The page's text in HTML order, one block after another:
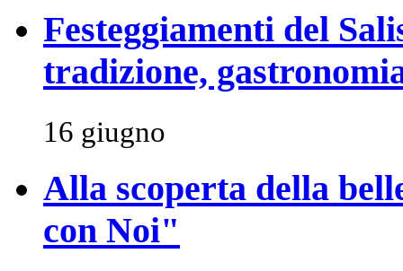
Festeggiamenti del
tradizione,
16 giugno
Alla scoperta della
con Noi"